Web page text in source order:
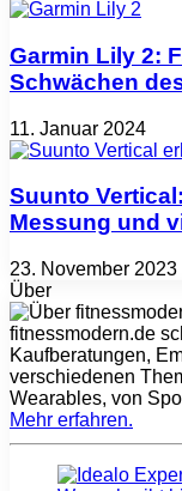
Garmin Lily 2:
Schwächen
11. Januar 2024
Suunto
Messung und
23. November 2023
Über
fitnessmodern.de
Kaufberatungen,
verschiedenen
Wearables, von
Mehr erfahren.